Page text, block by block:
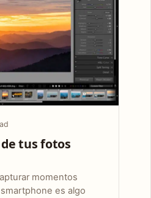
tus fotos
momentos
es algo